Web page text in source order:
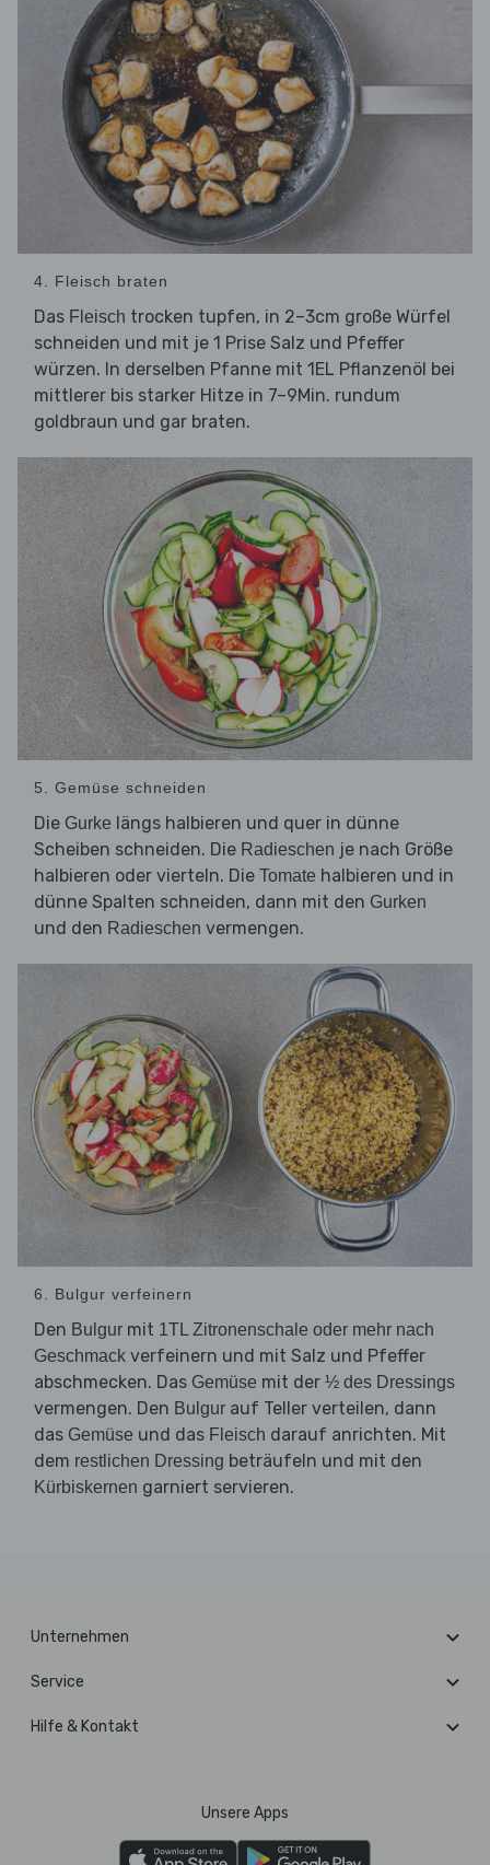
4. Fleisch braten
Das Fleisch trocken tupfen, in 2–3cm große Würfel
schneiden und mit je 1 Prise Salz und Pfeffer
würzen. In derselben Pfanne mit 1EL Pflanzenöl bei
mittlerer bis starker Hitze in 7–9Min. rundum
goldbraun und gar braten.
5. Gemüse schneiden
Die Gurke längs halbieren und quer in dünne
Scheiben schneiden. Die Radieschen je nach Größe
halbieren oder vierteln. Die Tomate halbieren und in
dünne Spalten schneiden, dann mit den Gurken
und den Radieschen vermengen.
6. Bulgur verfeinern
Den Bulgur mit 1TL Zitronenschale oder mehr nach
Geschmack verfeinern und mit Salz und Pfeffer
abschmecken. Das Gemüse mit der ½ des Dressings
vermengen. Den Bulgur auf Teller verteilen, dann
das Gemüse und das Fleisch darauf anrichten. Mit
dem restlichen Dressing beträufeln und mit den
Kürbiskernen garniert servieren.
Unternehmen
Service
Hilfe & Kontakt
Unsere Apps